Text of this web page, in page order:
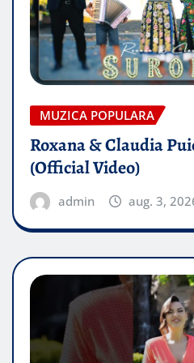
MUZICA POPULARA
Roxana & Claudia
(Official Video)
admin aug. 3,